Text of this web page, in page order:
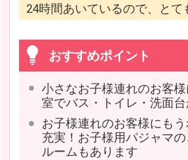
24時間あいているので、とて
おすすめポイント
小さなお子様連れのお客
室でバス・トイレ・洗面台
お子様連れのお客様にも
充実！お子様用パジャマ
ルームもあります